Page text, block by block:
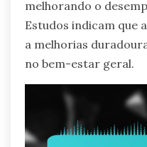
melhorando o
Estudos indicam que
a melhorias
no bem-estar geral.